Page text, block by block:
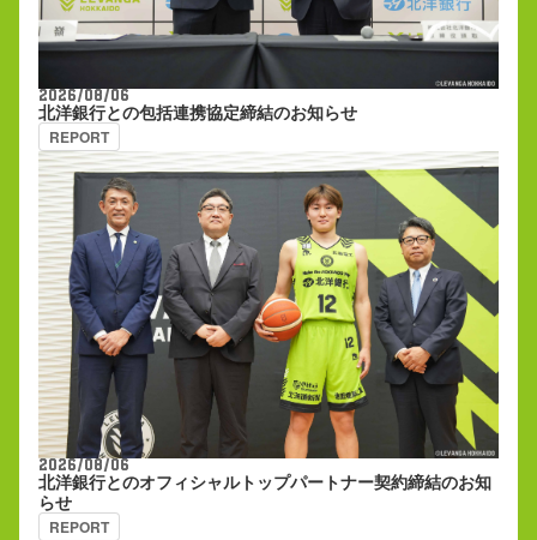
2026/08/06
北洋銀行との包括連携協定締結のお知らせ
REPORT
2026/08/06
北洋銀行とのオフィシャルトップパートナー契約締結のお知
らせ
REPORT